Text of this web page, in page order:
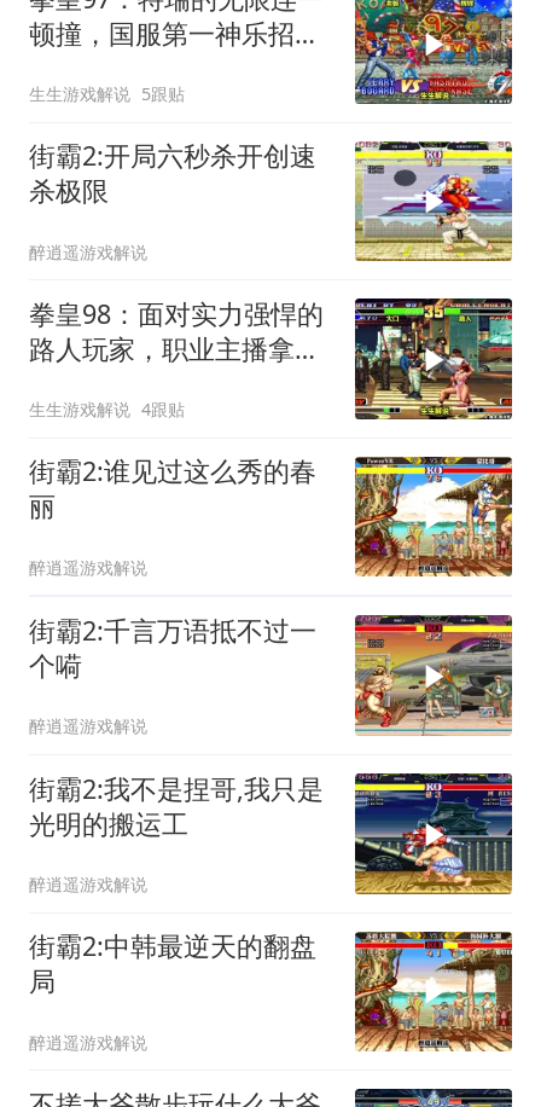
顿撞，国服第一神乐招架
生生游戏解说 5跟贴
街霸2:开局六秒杀开创速
杀极限
醉逍遥游戏解说
拳皇98：面对实力强悍的
路人玩家，职业主播拿出
生生游戏解说 4跟贴
街霸2:谁见过这么秀的春
丽
醉逍遥游戏解说
街霸2:千言万语抵不过一
个嗬
醉逍遥游戏解说
街霸2:我不是捏哥,我只是
光明的搬运工
醉逍遥游戏解说
街霸2:中韩最逆天的翻盘
局
醉逍遥游戏解说